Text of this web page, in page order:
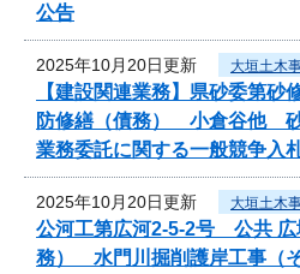
公告
2025年10月20日更新 大垣土木
【建設関連業務】県砂委第
防修繕（債務） 小倉谷他
業務委託に関する一般競争入
2025年10月20日更新 大垣土木
公河工第広河2-5-2号 公共 広
務） 水門川掘削護岸工事（